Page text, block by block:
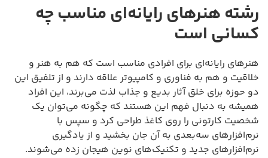
رشته هنرهای رایانه‌ای مناسب چه
کسانی است
هنرهای رایانه‌ای برای افرادی مناسب است که هم به هنر و
خلاقیت و هم به فناوری و کامپیوتر علاقه دارند و از تلفیق این
دو حوزه برای خلق آثار بدیع و جذاب لذت می‌برند، این افراد
همیشه به دنبال فهم این هستند که چگونه می‌توان یک
شخصیت کارتونی را روی کاغذ طراحی کرد و سپس با
نرم‌افزارهای سه‌بعدی به آن جان بخشید و از یادگیری
نرم‌افزارهای جدید و تکنیک‌های نوین هیجان زده می‌شوند.